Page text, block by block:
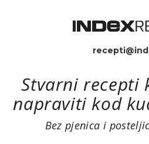
Stvarni recepti
napraviti kod
Bez pjenica i